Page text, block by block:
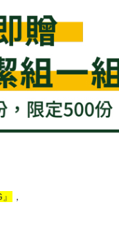
，